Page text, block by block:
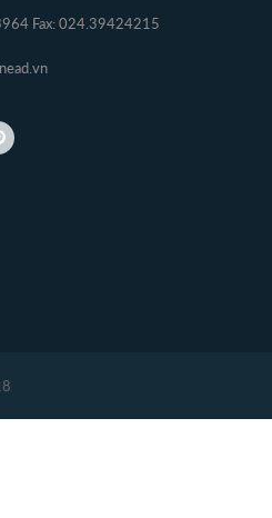
Fax: 024.39424215